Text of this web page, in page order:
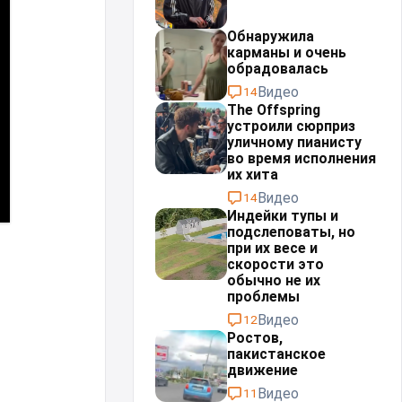
Обнаружила
карманы и очень
обрадовалась
14Видео
The Offspring
устроили сюрприз
уличному пианисту
во время исполнения
их хита
14Видео
Индейки тупы и
подслеповаты, но
при их весе и
скорости это
обычно не их
проблемы⁠⁠
12Видео
Ростов,
пакистанское
движение
11 Видео